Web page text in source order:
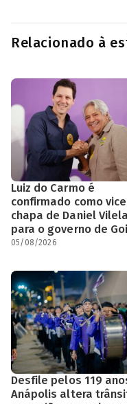
Relacionado à
Luiz do Carmo é
confirmado como
chapa de Daniel Vilela
para o governo de
05/08/2026
Desfile pelos 119
Anápolis altera